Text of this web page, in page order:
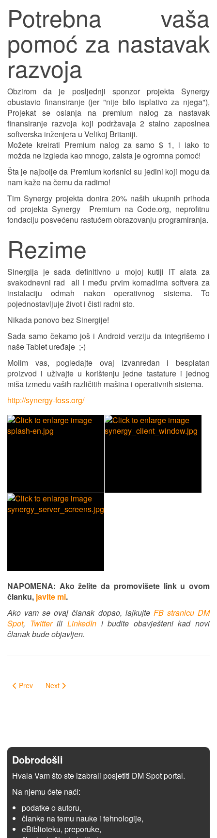
Potrebna vaša
pomoć za nastavak
razvoja
Obzirom da je posljednji sponzor projekta Synergy
obustavio finansiranje (jer "nije bilo isplativo za njega"),
Projekat se oslanja na premium nalog za nastavak
finansiranje razvoja koji podržavaja 2 stalno zaposlnea
softverska inženjera u Velikoj Britaniji.
Možete kreirati Premium nalog za samo $ 1, i iako to
možda ne izgleda kao mnogo, zaista je ogromna pomoć!
Šta je najbolje da Premium korisnici su jedini koji mogu da
nam kaže na čemu da radimo!
Tim Synergy projekta donira 20% naših ukupnih prihoda
od projekta Synergy Premium na Code.org, neprofitnu
fondaciju posvećenu rastućem obrazovanju programiranja.
Rezime
Sinergija je sada definitivno u mojoj kutiji IT alata za
svakodnevni rad ali i među prvim komadima softvera za
instalaciju odmah nakon operativnog sistema. To
pojednostavljuje život i čisti radni sto.
Nikada ponovo bez Sinergije!
Sada samo čekamo još i Android verziju da integrišemo i
naše Tablet uređaje ;-)
Molim vas, pogledajte ovaj izvanredan i besplatan
proizvod i uživajte u korištenju jedne tastature i jednog
miša između vaših različitih mašina i operativnih sistema.
http://synergy-foss.org/
NAPOMENA: Ako želite da promovišete link u ovom
članku, javite mi.
Ako vam se ovaj članak dopao, lajkujte FB stranicu DM
Spot, Twitterili LinkedIni budite obavješteni kad novi
članak bude objavljen.
Prev Next
Dobrodošli
Hvala Vam što ste izabrali posjetiti DM Spot portal.
Na njemu ćete naći:
podatke o autoru,
članke na temu nauke i tehnologije,
eBiblioteku, preporuke,